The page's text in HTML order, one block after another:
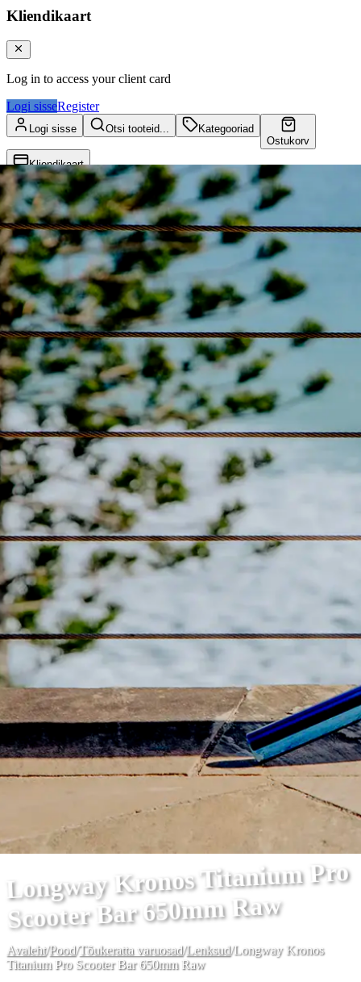
Kliendikaart
Log in to access your client card
Logi sisseRegister
Logi sisse Otsi tooteid...
Kategooriad
Ostukorv
Kliendikaart
Longway Kronos Titanium Pro
Scooter Bar 650mm Raw
Avaleht/Pood/Tõukeratta varuosad/Lenksud/Longway Kronos
Titanium Pro Scooter Bar 650mm Raw